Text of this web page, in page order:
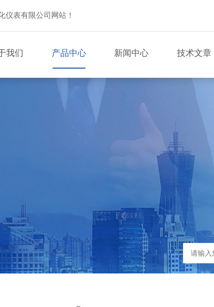
仪表有限公司网站！
我们 产品中心 新闻中心 技术文章